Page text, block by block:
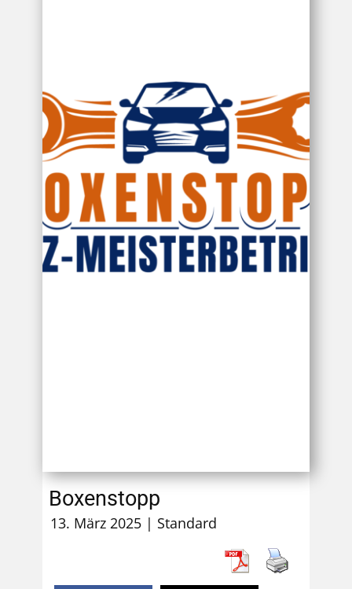
Boxenstopp
13. März 2025 Standard